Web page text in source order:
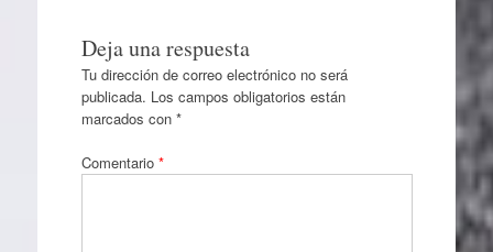
Deja una respuesta
Tu dirección de correo electrónico no será
publicada. Los campos obligatorios están
marcados con *
Comentario *